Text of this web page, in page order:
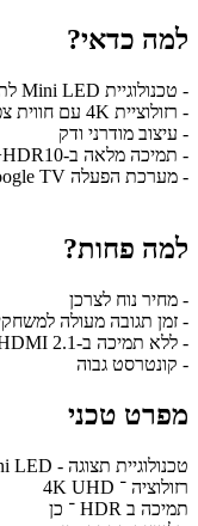
למה כדאי?
- טכנולוגיית Mini LED לתמונה חדה וצבעים עשירים
- רזולוציית 4K עם חווית צפייה מעולה
- עיצוב מודרני ודק
- תמיכה מלאה ב-HDR10+ ו-Dolby Vision
- מערכת הפעלה Google TV נוחה ואינטואיטיבית
למה פחות?
- מחיר נוח לצרכן
- זמן תגובה מעולה
- ללא תמיכה ב-HDMI 2.1
- קונטרסט גבוה
מפרט טכני
טכנולוגיית תצוגה - Mini LED
רזולוציה ־ 4K UHD
תמיכה ב HDR ־ כן